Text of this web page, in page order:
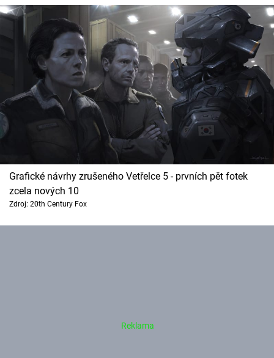
Grafické návrhy zrušeného Vetřelce 5 - prvních pět fotek
zcela nových 10
Zdroj: 20th Century Fox